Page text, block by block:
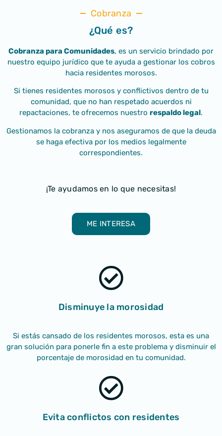
Cobranza
¿Qué es?
Cobranza para Comunidades, es un servicio brindado por
nuestro equipo jurídico que te ayuda a gestionar los cobros
hacia residentes morosos.
Si tienes residentes morosos y conflictivos dentro de tu
comunidad, que no han respetado acuerdos ni
repactaciones, te ofrecemos nuestro respaldo legal.
Gestionamos la cobranza y nos aseguramos de que la deuda
se haga efectiva por los medios legalmente
correspondientes.
¡Te ayudamos en lo que necesitas!
ME INTERESA
Disminuye la morosidad
Si estás cansado de los residentes morosos, esta es una
gran solución para ponerle fin a este problema y disminuir el
porcentaje de morosidad en tu comunidad.
Evitaconflictos con residentes